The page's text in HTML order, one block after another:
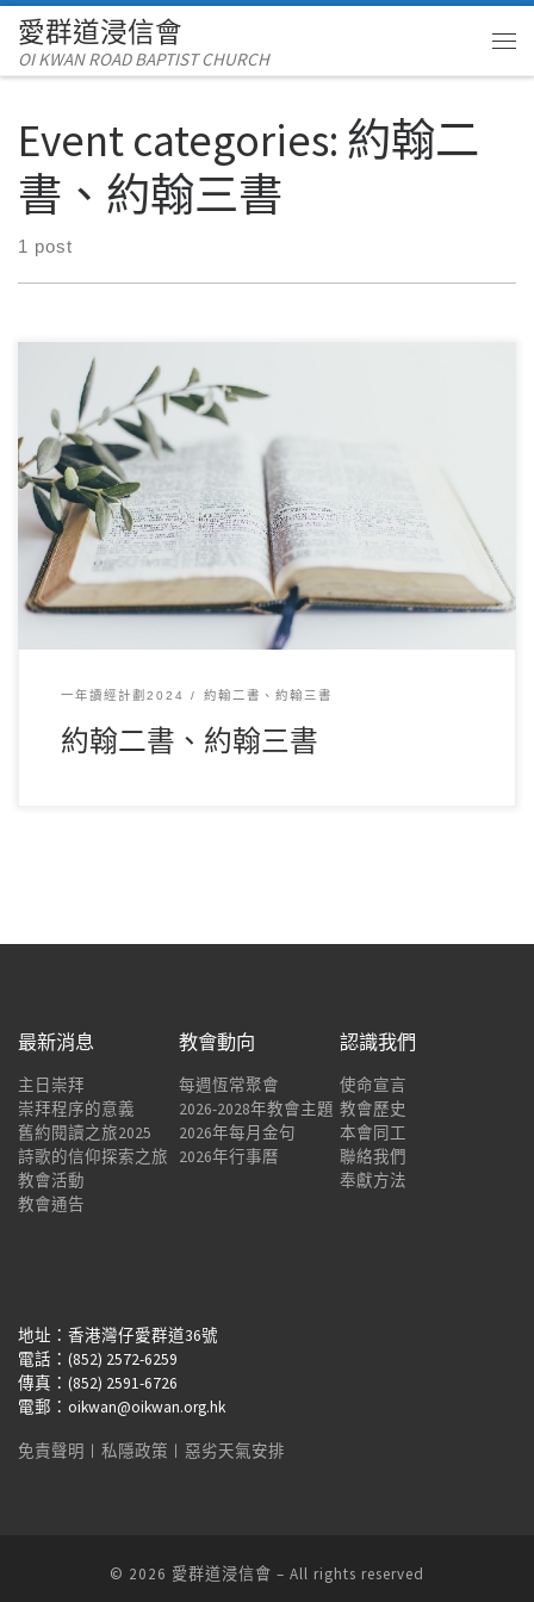
Skip to content
愛群道浸信會
OI KWAN ROAD BAPTIST CHURCH
Event categories: 約翰二
書、約翰三書
1 post
8 月312024讀經範圍：約翰二書、約翰三書 經文重點： 約翰貳
書教導我們要「遵行真理」，又要在真 […]
一年讀經計劃2024 約翰二書、約翰三書
約翰二書、約翰三書
最新消息
主日崇拜
崇拜程序的意義
舊約閱讀之旅2025
詩歌的信仰探索之旅
教會活動
教會通告
教會動向
每週恆常聚會
2026-2028年教會主題
2026年每月金句
2026年行事曆
認識我們
使命宣言
教會歷史
本會同工
聯絡我們
奉獻方法
地址：香港灣仔愛群道36號
電話：(852) 2572-6259
傳真：(852) 2591-6726
電郵：oikwan@oikwan.org.hk
免責聲明 ︱ 私隱政策 ︱ 惡劣天氣安排
© 2026 愛群道浸信會 – All rights reserved